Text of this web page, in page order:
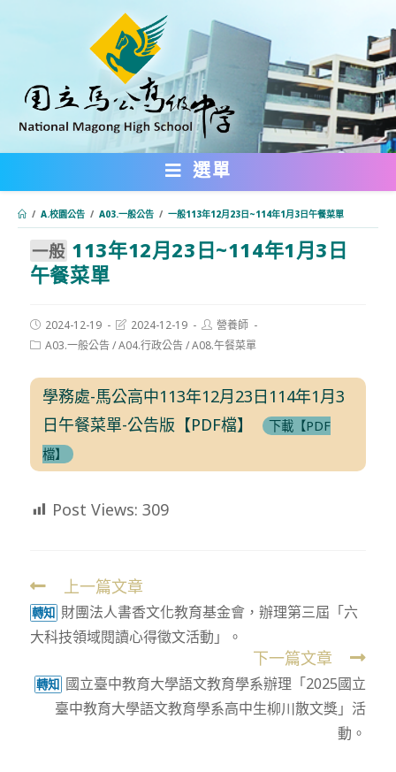
內
選單
/ A.校園公告 / A03.一般公告 / ⼀般113年12月23日~114年1月3日午餐菜單
⼀般 113年12月23日~114年1月3日
午餐菜單
Post
published:
2024-12-19
Post
modified:
2024-12-19
Post
author:
營養師
PostA03.一般公告/A04.行政公告/A08.午餐菜單
學務處-馬公高中113年12月23日114年1月3
日午餐菜單-公告版【PDF檔】
下載【PDF
檔】
Post Views: 309
Read
more
articles
上一篇文章
轉知 財團法人書香文化教育基金會，辦理第三屆「六
大科技領域閱讀心得徵文活動」。
下一篇文章
轉知 國立臺中教育大學語文教育學系辦理「2025國立
臺中教育大學語文教育學系高中生柳川散文獎」活
動。